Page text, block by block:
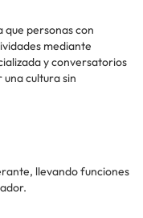
personas con
mediante
y conversatorios
cultura sin
llevando funciones